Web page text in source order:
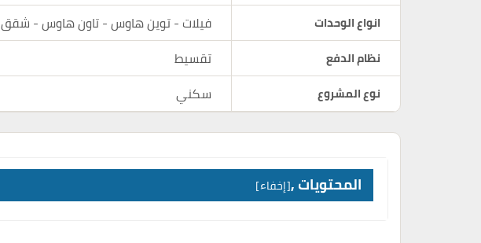
انواع الوحدات فيلات - توين هاوس - تاون هاوس - شقق
نظام الدفع تقسيط
نوع المشروع سكني
المحتويات , إخفاء